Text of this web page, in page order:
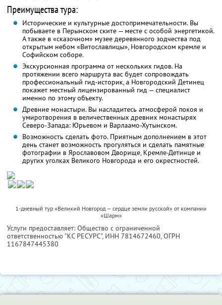
Преимущества тура:
Исторические и культурные достопримечательности. Вы
побываете в Перынском ските — месте с особой энергетикой.
А также в «сказочном» музее деревянного зодчества под
открытым небом «Витославлицы», Новгородском кремле и
Софийском соборе.
Экскурсионная программа от нескольких гидов. На
протяжении всего маршрута вас будет сопровождать
профессиональный гид-историк, а Новгородский Детинец
покажет местный лицензированный гид — специалист
именно по этому объекту.
Древние монастыри. Вы насладитесь атмосферой покоя и
умиротворения в величественных древних монастырях
Северо-Запада: Юрьевом и Варлаамо-Хутынском.
Возможность сделать фото. Приятным дополнением в этот
день станет возможность прогуляться и сделать памятные
фотографии в Ярославовом Дворище, Кремле-Детинце и
других уголках Великого Новгорода и его окрестностей.
1-дневный тур «Великий Новгород — сердце земли русской» от компании
«Шарм»
Услуги предоставляет: Общество с ограниченной
ответственностью "КС РЕСУРС", ИНН 7814672460, ОГРН
1167847445380